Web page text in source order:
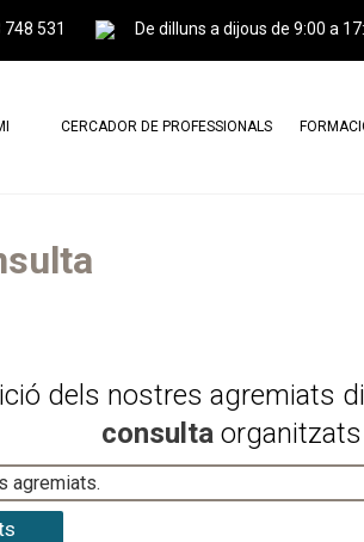
748 531 De dilluns a dijous de 9:00 a
CERCADOR DE PROFESSIONALS
dels nostres agremiats
consulta
agremiats.